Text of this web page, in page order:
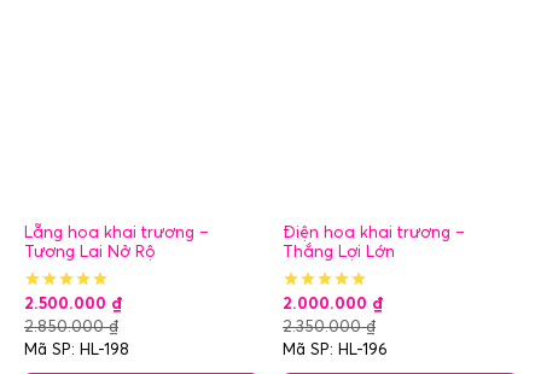
Lẵng hoa khai trương –
Tương Lai Nở Rộ
2.500.000 ₫
2.850.000₫
Mã SP: HL-198
Điện hoa khai trương –
Thắng Lợi Lớn
2.000.000 ₫
2.350.000₫
Mã SP: HL-196